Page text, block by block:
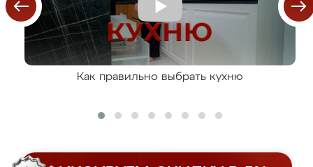
Как правильно выбрать кухню